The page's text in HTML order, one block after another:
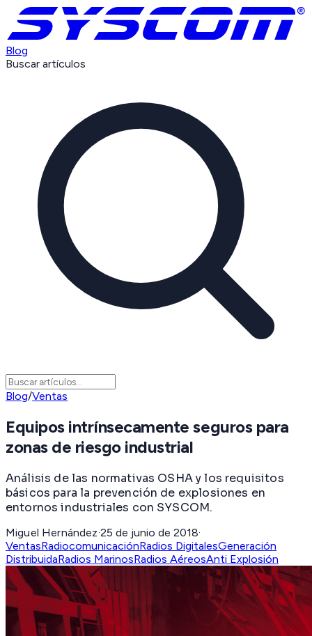
Blog
Buscar artículos
Blog/Ventas
Equipos intrínsecamente seguros para
zonas de riesgo industrial
Análisis de las normativas OSHA y los requisitos
básicos para la prevención de explosiones en
entornos industriales con SYSCOM.
Miguel Hernández·25 de junio de 2018·
VentasRadiocomunicaciónRadios DigitalesGeneración
DistribuidaRadios MarinosRadios AéreosAnti Explosión